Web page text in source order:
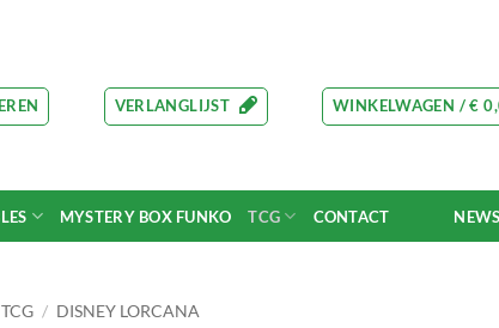
VERLANGLIJST WINKELWAGEN /€
MYSTERY BOX FUNKO TCG CONTACT
TCG / DISNEY LORCANA